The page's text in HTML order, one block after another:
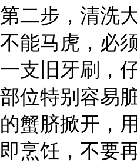
第二步，清洗
不能马虎，必
一支旧牙刷，
部位特别容易
的蟹脐掀开，
即烹饪，不要